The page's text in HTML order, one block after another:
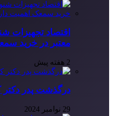
اقتصاد تجهیزات
معتبر در خرید
2 هفته پیش
درگذشت پدر دکتر
29 نوامبر 2024